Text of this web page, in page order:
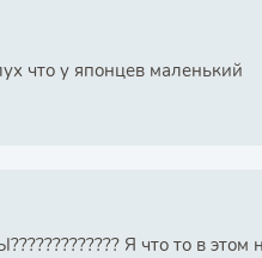
что у японцев маленький
Я что то в этом